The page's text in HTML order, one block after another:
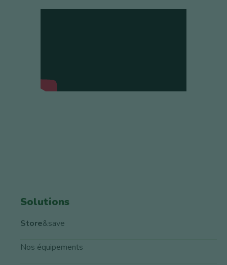
Solutions
Store&save
Nos équipements